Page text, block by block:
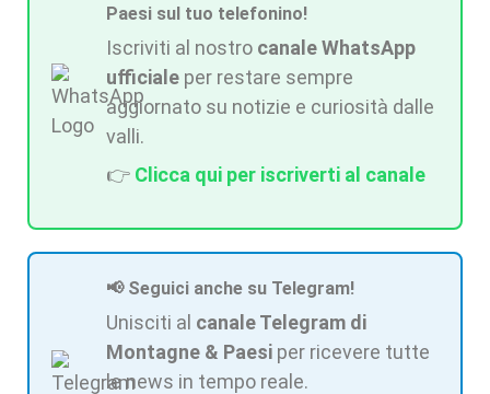
Paesi sul tuo telefonino!
Iscriviti al nostro canale WhatsApp
ufficiale per restare sempre
aggiornato su notizie e curiosità dalle
valli.
👉 Clicca qui per iscriverti al canale
📢 Seguici anche su Telegram!
Unisciti al canale Telegram di
Montagne & Paesi per ricevere tutte
le news in tempo reale.